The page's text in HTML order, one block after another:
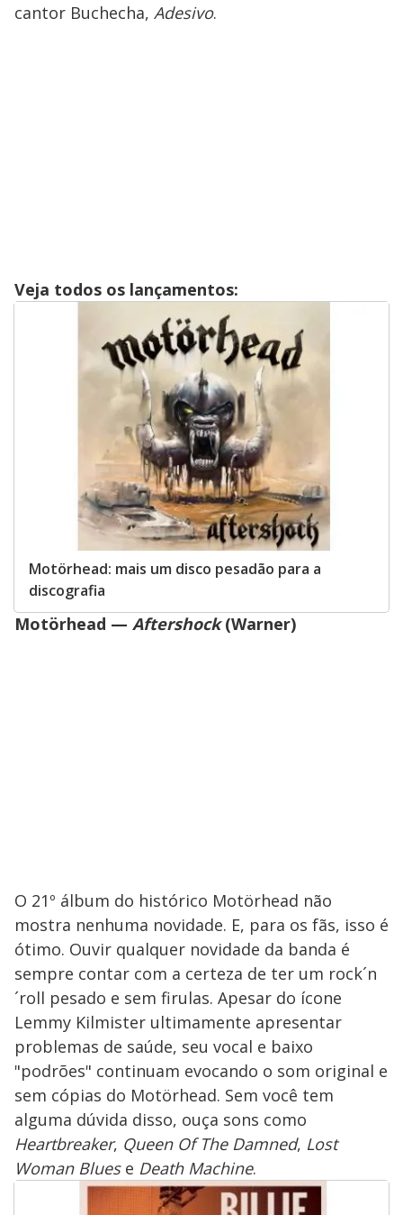
cantor Buchecha, Adesivo.
Veja todos os lançamentos:
Motörhead: mais um disco pesadão para a
discografia
Motörhead — Aftershock(Warner)
O 21º álbum do histórico Motörhead não
mostra nenhuma novidade. E, para os fãs, isso é
ótimo. Ouvir qualquer novidade da banda é
sempre contar com a certeza de ter um rock´n
´roll pesado e sem firulas. Apesar do ícone
Lemmy Kilmister ultimamente apresentar
problemas de saúde, seu vocal e baixo
"podrões" continuam evocando o som original e
sem cópias do Motörhead. Sem você tem
alguma dúvida disso, ouça sons como
Heartbreaker, Queen Of The Damned, Lost
Woman Bluese Death Machine.